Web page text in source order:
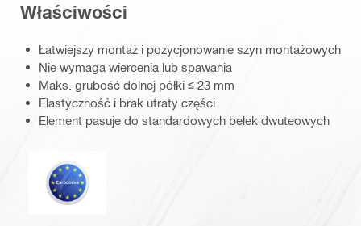
Właściwości
Łatwiejszy montaż i pozycjonowanie szyn montażowych
Nie wymaga wiercenia lub spawania
Maks. grubość dolnej półki ≤ 23 mm
Elastyczność i brak utraty części
Element pasuje do standardowych belek dwuteowych
Eurokod